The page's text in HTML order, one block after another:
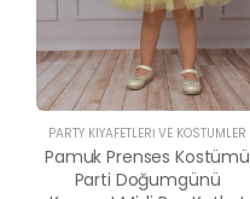
PARTY KIYAFETLERİ VE KOSTÜMLER
Pamuk Prenses Kostümü
Parti Doğumgünü